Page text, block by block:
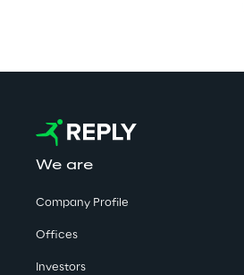
We are
Company Profile
Offices
Investors